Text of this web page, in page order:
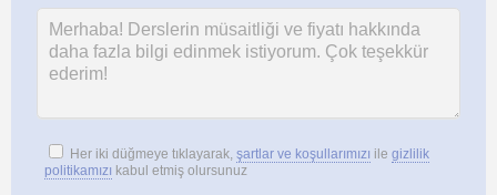
Her iki düğmeye tıklayarak, şartlar ve koşullarımızı ile gizlilik
politikamızı kabul etmiş olursunuz